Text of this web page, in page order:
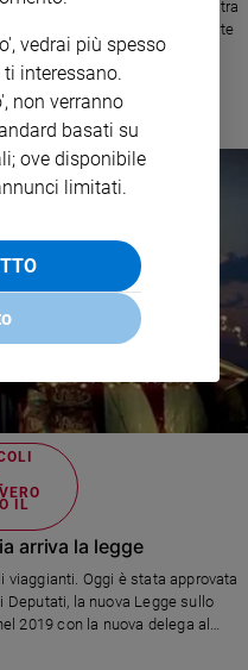
una crisi gravissima, tra
inflazione e una guerra alle porte
del Pnrr: una catastrofe
IL
arriva la legge
Oggi è stata approvata
Deputati, la nuova Legge sullo
2019 con la nuova delega al
vedrai più spesso
interessano.
non verranno
basati su
ove disponibile
limitati.